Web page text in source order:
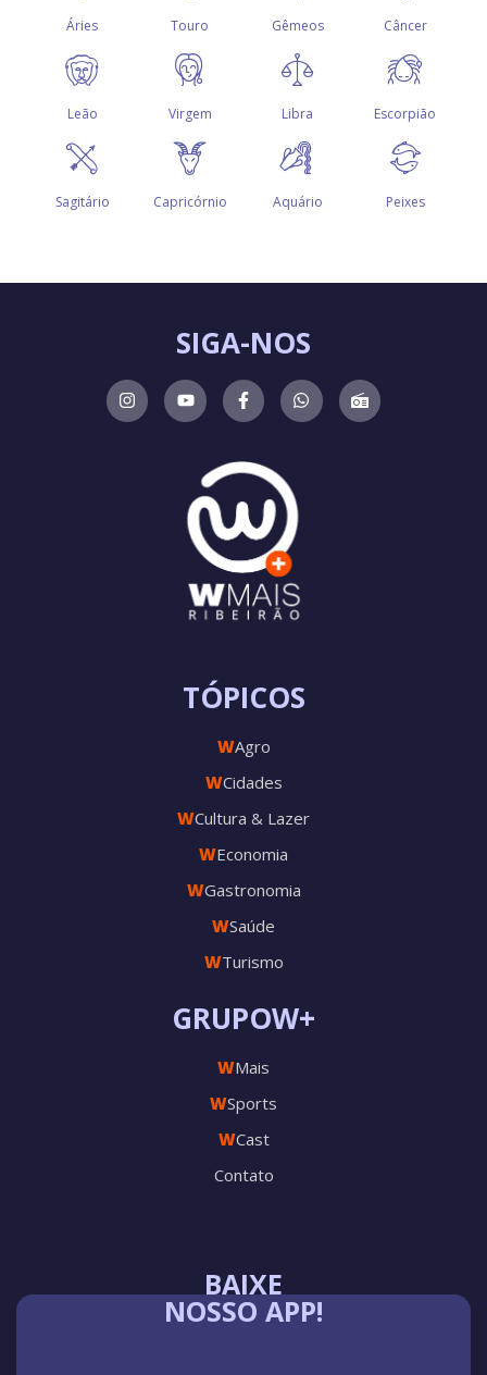
BAIXE
NOSSO APP!
GRUPOW+
WMais
WSports
WCast
Contato
TÓPICOS
WAgro
WCidades
WCultura & Lazer
WEconomia
WGastronomia
WSaúde
WTurismo
SIGA-NOS